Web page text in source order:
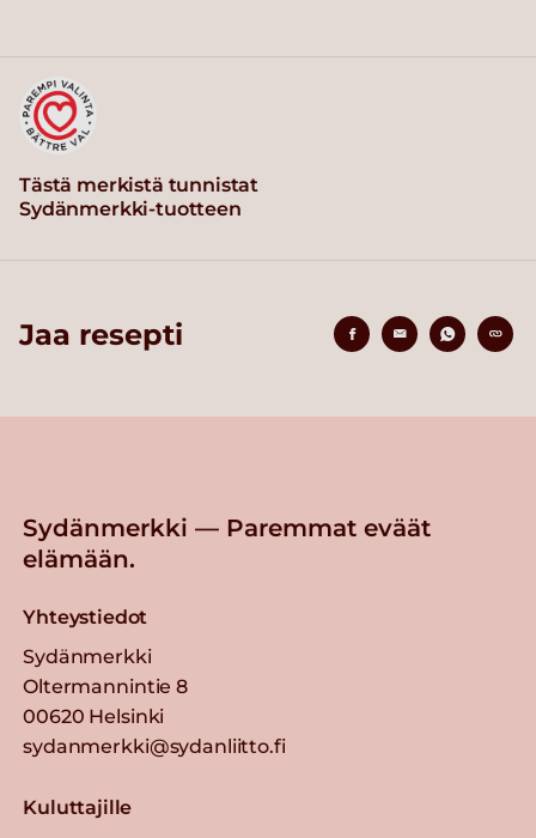
Tästä merkistä tunnistat
Sydänmerkki-tuotteen
Jaa resepti
Sydänmerkki — Paremmat eväät
elämään.
Yhteystiedot
Sydänmerkki
Oltermannintie 8
00620 Helsinki
sydanmerkki@sydanliitto.fi
Kuluttajille